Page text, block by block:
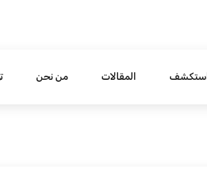
استكشف المقالات من نحن